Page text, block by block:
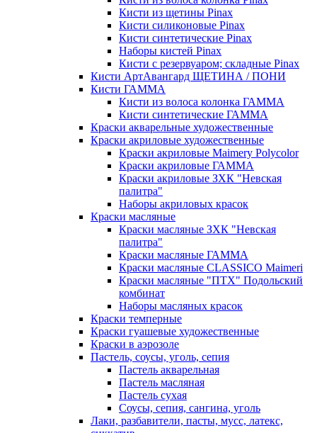
Кисти из щетины Pinax
Кисти силиконовые Pinax
Кисти синтетические Pinax
Наборы кистей Pinax
Кисти с резервуаром; складные Pinax
Кисти АртАвангард ЩЕТИНА / ПОНИ
Кисти ГАММА
Кисти из волоса колонка ГАММА
Кисти синтетические ГАММА
Краски акварельные художественные
Краски акриловые художественные
Краски акриловые Maimery Polycolor
Краски акриловые ГАММА
Краски акриловые ЗХК "Невская
палитра"
Наборы акриловых красок
Краски масляные
Краски масляные ЗХК "Невская
палитра"
Краски масляные ГАММА
Краски масляные CLASSICO Maimeri
Краски масляные "ПТХ" Подольский
комбинат
Наборы масляных красок
Краски темперные
Краски гуашевые художественные
Краски в аэрозоле
Пастель, соусы, уголь, сепия
Пастель акварельная
Пастель масляная
Пастель сухая
Соусы, сепия, сангина, уголь
Лаки, разбавители, пасты, мусс, латекс,